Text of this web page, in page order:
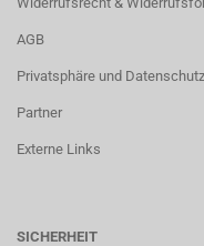
AGB
Privatsphäre und Datenschutz
Partner
Externe Links
SICHERHEIT